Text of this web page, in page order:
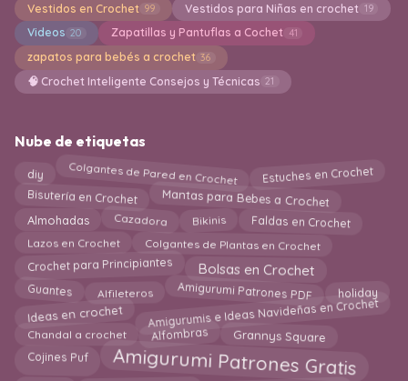
Vestidos en Crochet 99 Vestidos para Niñas en crochet 19
Videos 20 Zapatillas y Pantuflas a Cochet 41
zapatos para bebés a crochet 36
🧠 Crochet Inteligente Consejos y Técnicas 21
Nube de etiquetas
diy Colgantes de Pared en Crochet Estuches en Crochet
Bisutería en Crochet Mantas para Bebes a Crochet
Almohadas Cazadora Bikinis Faldas en Crochet
Lazos en Crochet Colgantes de Plantas en Crochet
Crochet para Principiantes Bolsas en Crochet
Guantes Alfileteros Amigurumi Patrones PDF holiday
Ideas en crochet Amigurumis e Ideas Navideñas en Crochet
Chandal a crochet Alfombras Grannys Square
Cojines Puf Amigurumi Patrones Gratis